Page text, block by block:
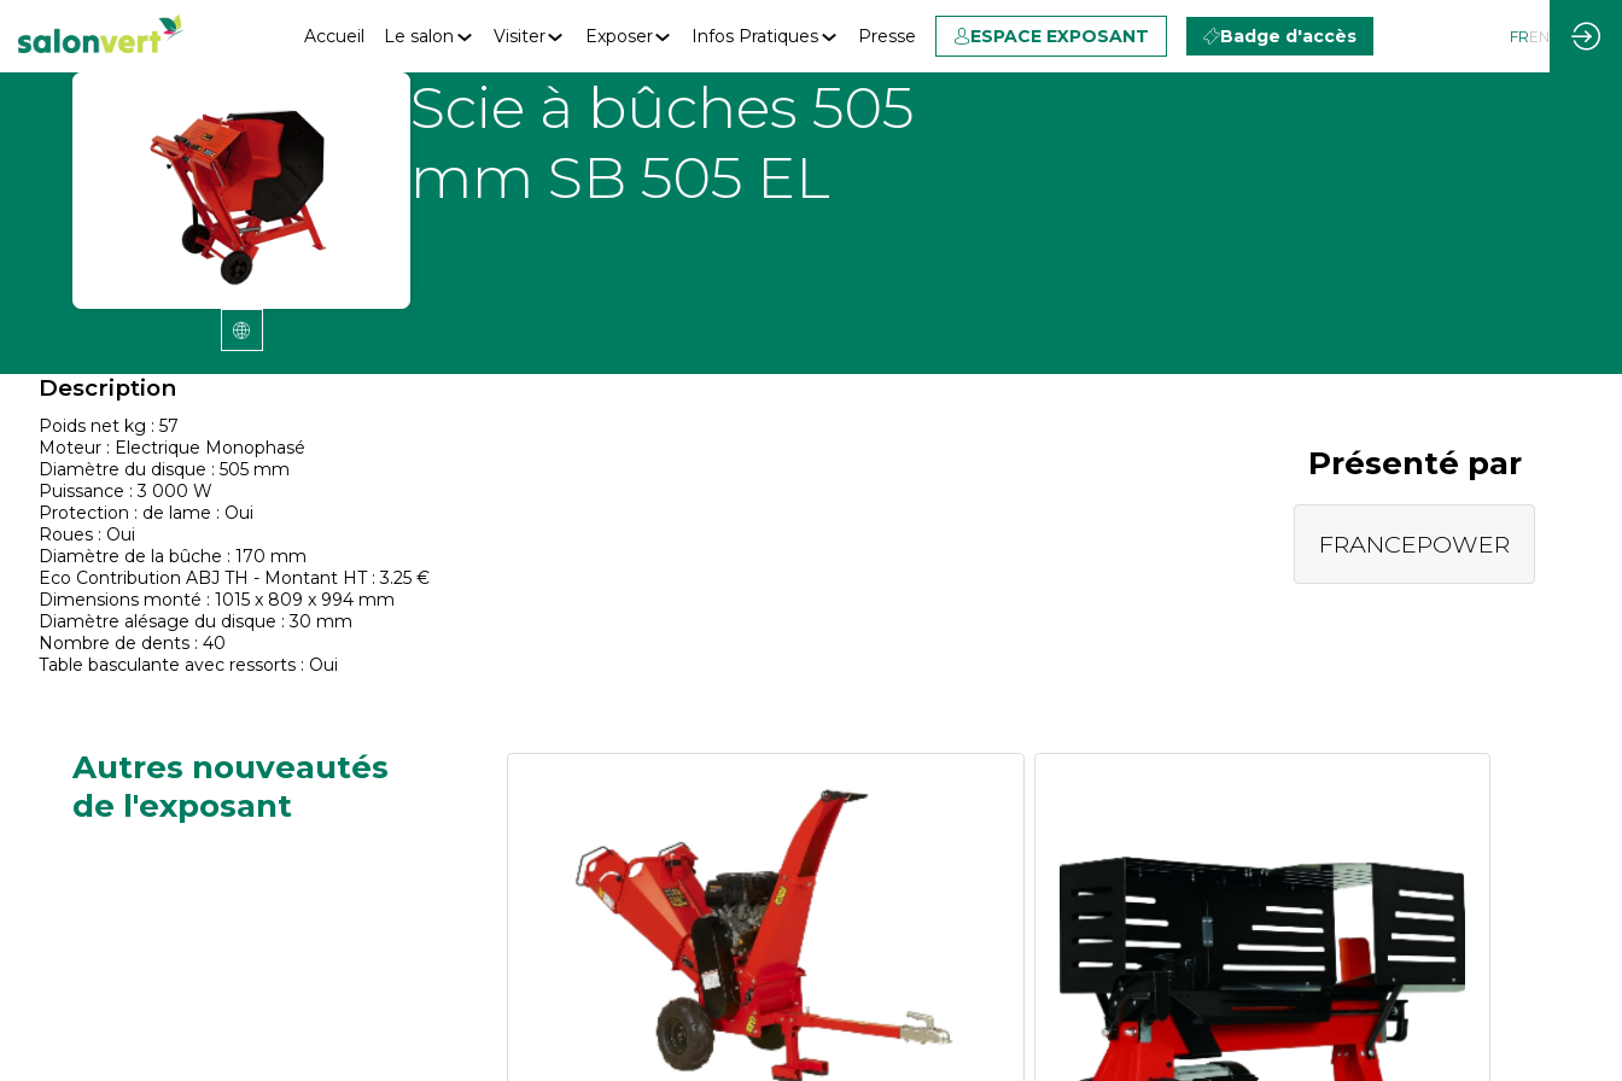
Accueil Le salon Visiter Exposer Infos Pratiques Presse ESPACE EXPOSANT Badge d'accès FREN
Scie à bûches 505
mm SB 505 EL
Description
Poids net kg : 57
Moteur : Electrique Monophasé
Diamètre du disque : 505 mm
Puissance : 3 000 W
Protection : de lame : Oui
Roues : Oui
Diamètre de la bûche : 170 mm
Eco Contribution ABJ TH - Montant HT : 3.25 €
Dimensions monté : 1015 x 809 x 994 mm
Diamètre alésage du disque : 30 mm
Nombre de dents : 40
Table basculante avec ressorts : Oui
Présenté par
FRANCEPOWER
Autres nouveautés
de l'exposant